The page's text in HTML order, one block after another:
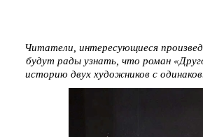
Читатели, интересующиеся
будут рады узнать, что роман
историю двух художников с